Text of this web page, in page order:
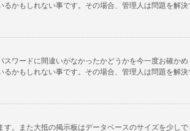
かもしれない事です。その場合、管理人は問題を解決
ワードに間違いがなかったかどうかを今一度お確か
かもしれない事です。その場合、管理人は問題を解決
。また大抵の掲示板はデータベースのサイズを少し